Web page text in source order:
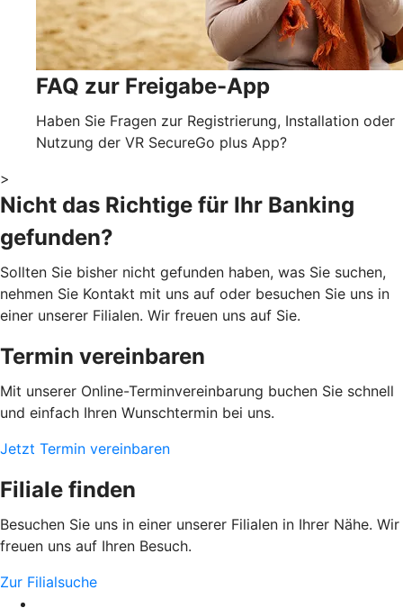
FAQ zur Freigabe-App
Haben Sie Fragen zur Registrierung, Installation oder
Nutzung der VR SecureGo plus App?
>
Nicht das Richtige für Ihr Banking
gefunden?
Sollten Sie bisher nicht gefunden haben, was Sie suchen,
nehmen Sie Kontakt mit uns auf oder besuchen Sie uns in
einer unserer Filialen. Wir freuen uns auf Sie.
Termin vereinbaren
Mit unserer Online-Terminvereinbarung buchen Sie schnell
und einfach Ihren Wunschtermin bei uns.
Jetzt Termin vereinbaren
Filiale finden
Besuchen Sie uns in einer unserer Filialen in Ihrer Nähe. Wir
freuen uns auf Ihren Besuch.
Zur Filialsuche